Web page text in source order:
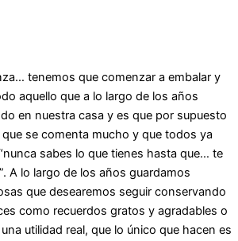
tenemos que comenzar a embalar y
aquello que a lo largo de los años
en nuestra casa y es que por supuesto
se comenta mucho y que todos ya
sabes lo que tienes hasta que… te
A lo largo de los años guardamos
que desearemos seguir conservando
como recuerdos gratos y agradables o
utilidad real, que lo único que hacen es